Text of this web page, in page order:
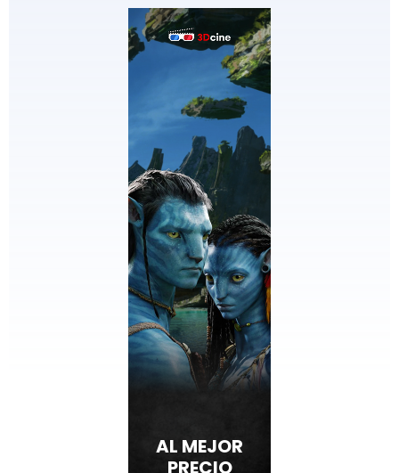
EDICIONES
ESPECIALES